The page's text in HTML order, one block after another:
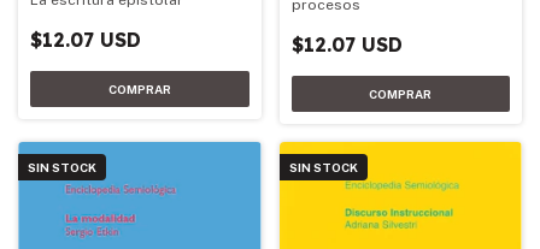
$12.07 USD
procesos
$12.07 USD
SIN STOCK SIN STOCK